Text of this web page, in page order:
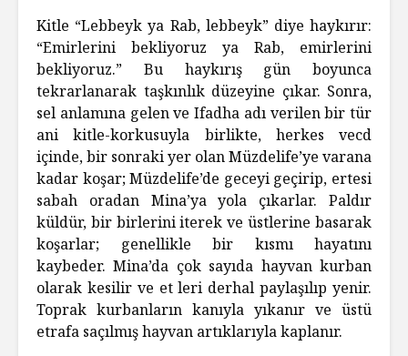
Kitle “Lebbeyk ya Rab, lebbeyk” diye haykırır:
“Emirlerini bekliyoruz ya Rab, emirlerini
bekliyoruz.” Bu haykırış gün boyunca
tekrarlanarak taşkınlık düzeyine çıkar. Sonra,
sel anlamına gelen ve Ifadha adı verilen bir tür
ani kitle-korkusuyla birlikte, herkes vecd
içinde, bir sonraki yer olan Müzdelife’ye varana
kadar koşar; Müzdelife’de geceyi geçirip, ertesi
sabah oradan Mina’ya yola çıkarlar. Paldır
küldür, bir­ birlerini iterek ve üstlerine basarak
koşarlar; genellikle bir kısmı hayatını
kaybeder. Mina’da çok sayıda hayvan kurban
olarak kesilir ve et­ leri derhal paylaşılıp yenir.
Toprak kurbanların kanıyla yıkanır ve üstü
etrafa saçılmış hayvan artıklarıyla kaplanır.